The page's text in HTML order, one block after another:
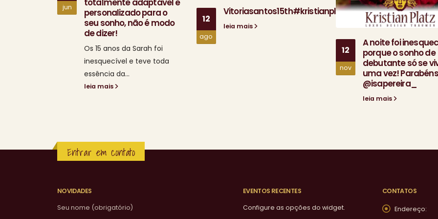
jun
personalizado para o
seu sonho, não é modo
de dizer!
Os 15 anos da Sarah foi
inesquecível e teve toda
essência da...
leia mais
12
ago
Vitoriasantos15th#kristianplatz#
leia mais
12
nov
A noite foi
porque o sonho de
debutante só se
uma vez! Parabéns
@isapereira_
leia mais
Entrar em contato
NOVIDADES
Seu nome (obrigatório)
EVENTOS RECENTES
Configure as opções do widget.
CONTATOS
Endereço: